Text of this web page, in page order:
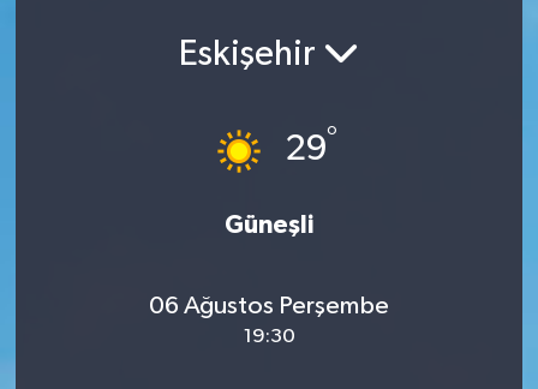
Eskişehir
29°
Güneşli
06 Ağustos Perşembe
19:30